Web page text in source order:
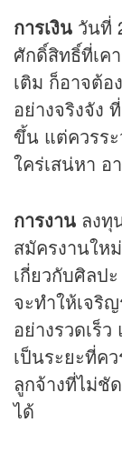
การเงิน วันที่
ศักดิ์สิทธิ์ที่เค
เติม ก็อาจต้
อย่างจริงจัง
ขึ้น แต่ควรร
ใคร่เสน่หา อ
การงาน ลงทุ
สมัครงานให
เกี่ยวกับศิลป
จะทำให้เจริ
อย่างรวดเร็
เป็นระยะที่ค
ลูกจ้างที่ไม่ชั
ได้